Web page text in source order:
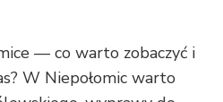
— co warto zobaczyć i
W Niepołomic warto